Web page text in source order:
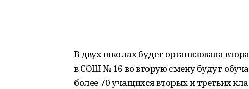
В двух школах будет организована
в СОШ № 16 во вторую смену будут
более 70 учащихся вторых и третьих